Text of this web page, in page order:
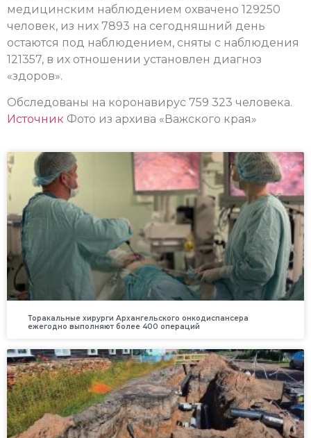
медицинским наблюдением охвачено 129250
человек, из них 7893 на сегодняшний день
остаются под наблюдением, сняты с наблюдения
121357, в их отношении установлен диагноз
«здоров».
Обследованы на коронавирус 759 323 человека.
Источник Фото из архива «Важского края»
Торакальные хирурги Архангельского онкодиспансера
ежегодно выполняют более 400 операций